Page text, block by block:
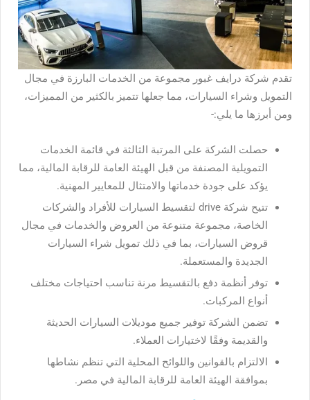
تقدم شركة درايف غبور مجموعة من الخدمات البارزة في مجال
التمويل وشراء السيارات، مما جعلها تتميز بالكثير من المميزات،
ومن أبرزها ما يلي:-
حصلت الشركة على المرتبة الثالثة في قائمة الخدمات
التمويلية المصنفة من قبل الهيئة العامة للرقابة المالية، مما
يؤكد على جودة خدماتها والامتثال للمعايير المهنية.
تتيح شركة drive لتقسيط السيارات
للأفراد والشركات
الخاصة، مجموعة متنوعة من العروض والخدمات في مجال
قروض السيارات، بما في ذلك تمويل شراء السيارات
الجديدة والمستعملة.
توفر أنظمة دفع بالتقسيط مرنة تناسب احتياجات مختلف
أنواع المركبات.
تضمن الشركة توفير جميع موديلات السيارات الحديثة
والقديمة وفقًا لاختيارات العملاء.
الالتزام بالقوانين واللوائح المحلية التي تنظم نشاطها
بموافقة الهيئة العامة للرقابة المالية في مصر.